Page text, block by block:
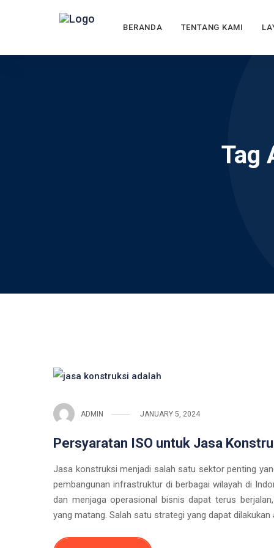
BERANDA TENTANG KAMI
Tag
ADMIN JANUARY 5, 2024
Persyaratan ISO untuk Jasa
Jasa konstruksi menjadi salah satu sektor penting
pembangunan infrastruktur di berbagai wilayah di
dan menjaga operasional bisnis dapat terus
yang matang. Salah satu strategi yang dapat